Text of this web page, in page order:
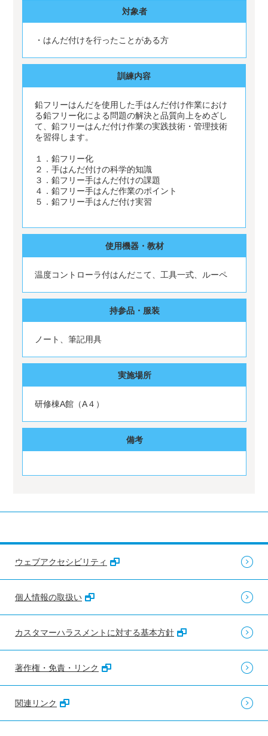
対象者
・はんだ付けを行ったことがある方
訓練内容
鉛フリーはんだを使用した手はんだ付け作業におけ
る鉛フリー化による問題の解決と品質向上をめざし
て、鉛フリーはんだ付け作業の実践技術・管理技術
を習得します。
１．鉛フリー化
２．手はんだ付けの科学的知識
３．鉛フリー手はんだ付けの課題
４．鉛フリー手はんだ作業のポイント
５．鉛フリー手はんだ付け実習
使用機器・教材
温度コントローラ付はんだこて、工具一式、ルーペ
持参品・服装
ノート、筆記用具
実施場所
研修棟A館（A４）
備考
ウェブアクセシビリティ
個人情報の取扱い
カスタマーハラスメントに対する基本方針
著作権・免責・リンク
関連リンク